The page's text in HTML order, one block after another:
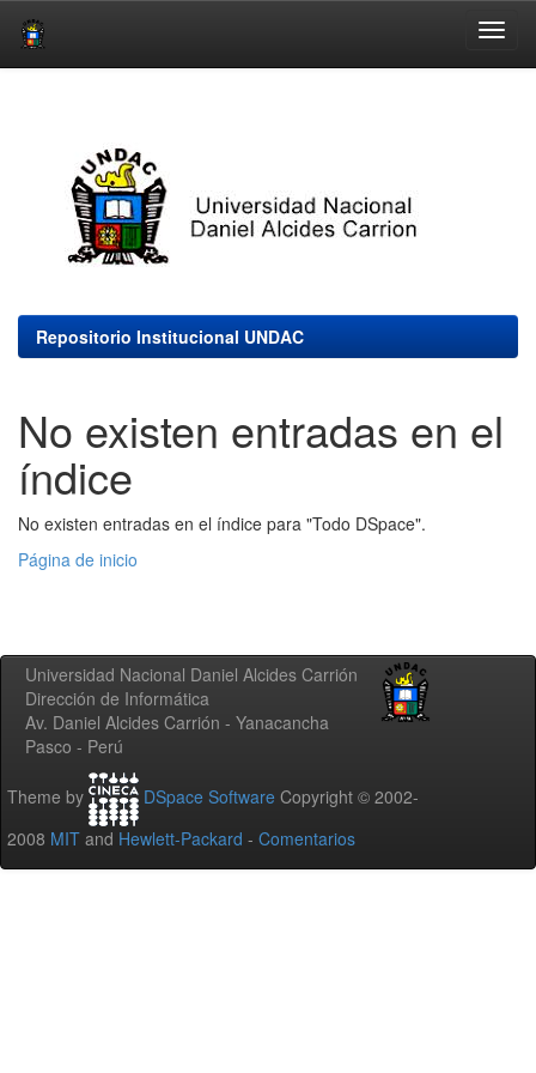
Repositorio Institucional UNDAC
No existen entradas en el
índice
No existen entradas en el índice para "Todo DSpace".
Página de inicio
Universidad Nacional Daniel Alcides Carrión
Dirección de Informática
Av. Daniel Alcides Carrión - Yanacancha
Pasco - Perú
Theme by DSpace Software Copyright © 2002-
2008 MIT and Hewlett-Packard - Comentarios